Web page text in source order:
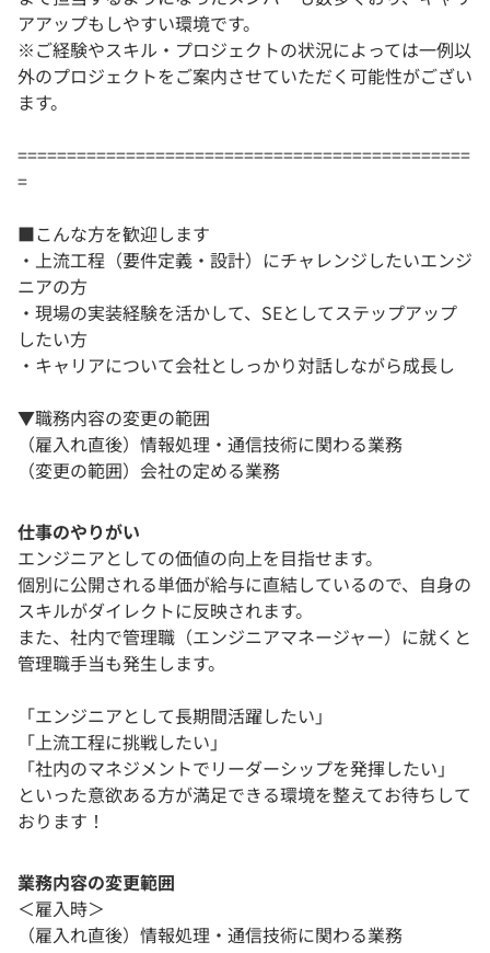
アアップもしやすい環境です。
※ご経験やスキル・プロジェクトの状況によっては一例以
外のプロジェクトをご案内させていただく可能性がござい
ます。
==============================================
=
■こんな方を歓迎します
・上流工程（要件定義・設計）にチャレンジしたいエンジ
ニアの方
・現場の実装経験を活かして、SEとしてステップアップ
したい方
・キャリアについて会社としっかり対話しながら成長し
▼職務内容の変更の範囲
（雇入れ直後）情報処理・通信技術に関わる業務
（変更の範囲）会社の定める業務
仕事のやりがい
エンジニアとしての価値の向上を目指せます。
個別に公開される単価が給与に直結しているので、自身の
スキルがダイレクトに反映されます。
また、社内で管理職（エンジニアマネージャー）に就くと
管理職手当も発生します。
「エンジニアとして長期間活躍したい」
「上流工程に挑戦したい」
「社内のマネジメントでリーダーシップを発揮したい」
といった意欲ある方が満足できる環境を整えてお待ちして
おります！
業務内容の変更範囲
＜雇入時＞
（雇入れ直後）情報処理・通信技術に関わる業務